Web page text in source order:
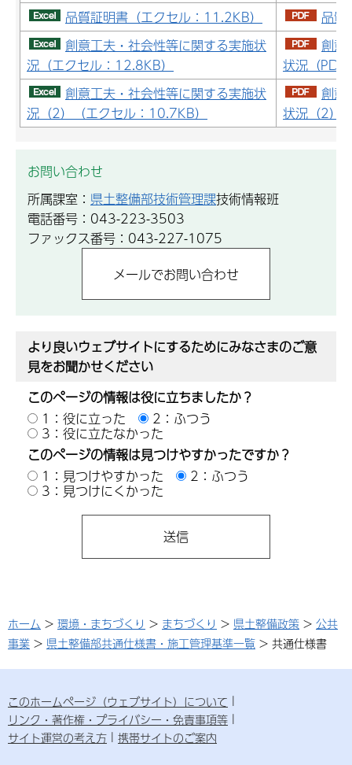
品質証明書（エクセル：11.2KB）
品質
創意工夫・社会性等に関する実施状
況（エクセル：12.8KB）
創意
状況（
創意工夫・社会性等に関する実施状
況（2）（エクセル：10.7KB）
創意
状況（2）
お問い合わせ
所属課室： 県土整備部技術管理課技術情報班
電話番号：043-223-3503
ファックス番号：043-227-1075
より良いウェブサイトにするためにみなさまのご意
見をお聞かせください
このページの情報は役に立ちましたか？
1：役に立った
2：ふつう
3：役に立たなかった
このページの情報は見つけやすかったですか？
1：見つけやすかった
2：ふつう
3：見つけにくかった
ホーム > 環境・まちづくり > まちづくり > 県土整備政策 > 公共
事業 > 県土整備部共通仕様書・施工管理基準一覧 > 共通仕様書
このホームページ（ウェブサイト）について
リンク・著作権・プライバシー・免責事項等
サイト運営の考え方
携帯サイトのご案内